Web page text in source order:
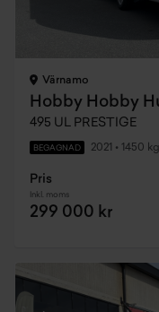
Värnamo
Hobby Hobby
495 UL PRESTIGE
BEGAGNAD 2021 • 1450 kg
Pris
Inkl. moms
299 000 kr